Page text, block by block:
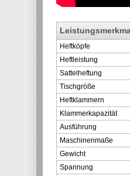
Heftköpfe
Heftleistung
Sattelheftung
Tischgröße
Heftklammern
Klammerkapazität
Ausführung
Maschinenmaße
Gewicht
Spannung